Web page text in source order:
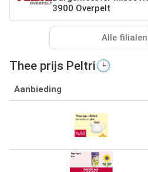
3900 Overpelt
Alle filialen
Thee prijs Peltri🕒
Aanbieding